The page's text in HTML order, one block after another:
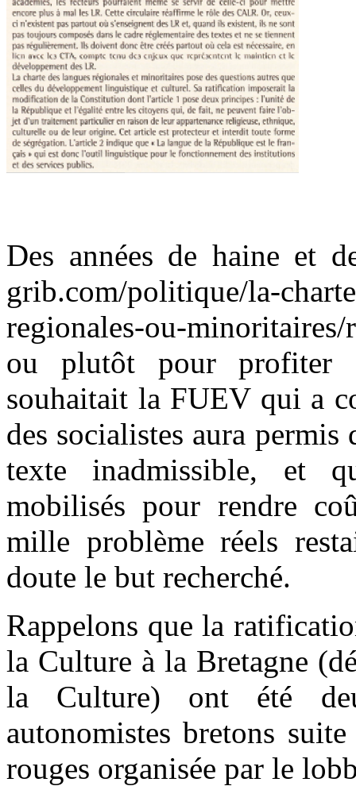
Des années de haine et
grib.com/politique/la-
regionales-ou-
ou plutôt pour profiter
souhaitait la FUEV qui a
des socialistes aura
texte inadmissible, et
mobilisés pour rendre
mille problème réels
doute le but recherché.
Rappelons que la
la Culture à la Bretagne
la Culture) ont été
autonomistes bretons
rouges organisée par le